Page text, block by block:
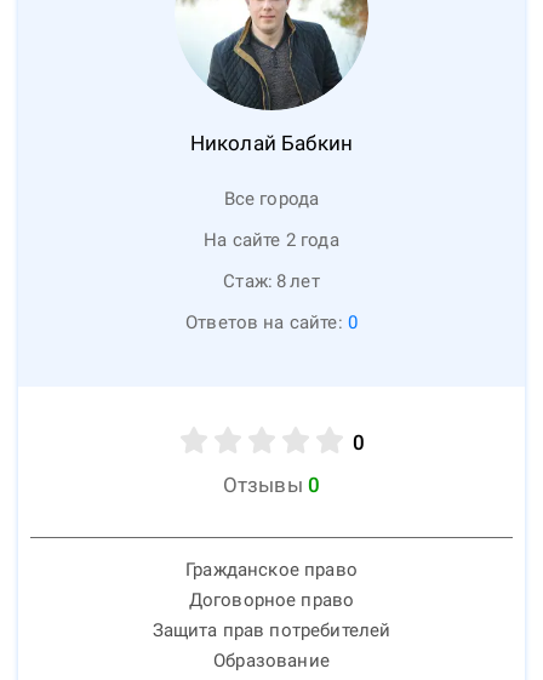
Николай Бабкин
Все города
На сайте 2 года
Стаж: 8лет
Ответов на сайте: 0
0
Отзывы 0
Гражданское право
Договорное право
Защита прав потребителей
Образование